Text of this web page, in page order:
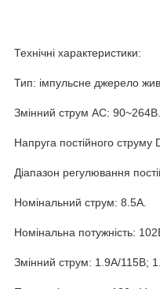
Технічні характеристики:
Тип: імпульсне джерело
Змінний струм AC:
Напруга постійного струму
Діапазон регулювання
Номінальний струм: 8.5А.
Номінальна потужність:
Змінний струм: 1.9А/115В;